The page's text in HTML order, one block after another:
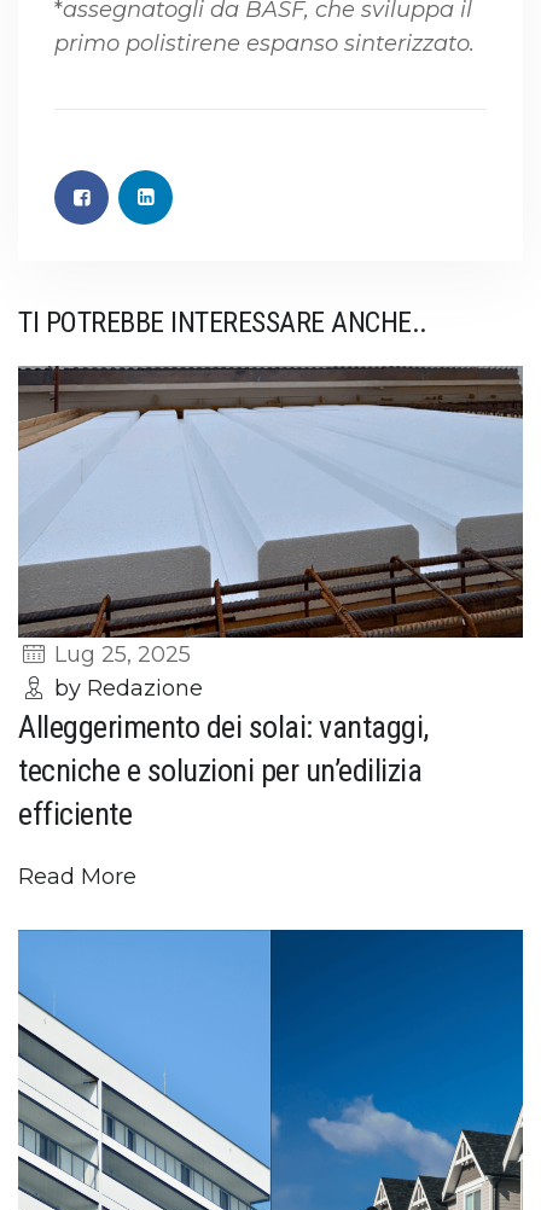
*assegnatogli da BASF, che sviluppa il
primo polistirene espanso sinterizzato.
TI POTREBBE INTERESSARE ANCHE..
Lug 25, 2025
by Redazione
Alleggerimento dei solai: vantaggi,
tecniche e soluzioni per un’edilizia
efficiente
Read More